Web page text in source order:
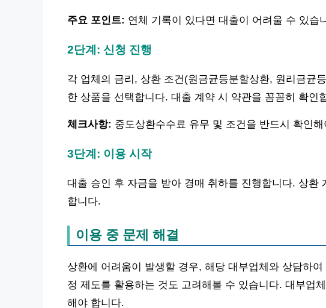
주요 포인트: 연체 기록이 있다면 대출이 어려울 수 있습
2단계: 신청 진행
각 업체의 금리, 상환 조건(원금균등분할상환, 원리금균
한 상품을 선택합니다. 대출 계약 시 약관을 꼼꼼히 확인
체크사항: 중도상환수수료 유무 및 조건을 반드시 확인
3단계: 이용 시작
대출 승인 후 자금을 받아 경매 취하를 진행합니다. 상환
합니다.
이용 중 문제 해결
상환에 어려움이 발생할 경우, 해당 대부업체와 상담하
정 제도를 활용하는 것도 고려해볼 수 있습니다. 대부업
해야 합니다.